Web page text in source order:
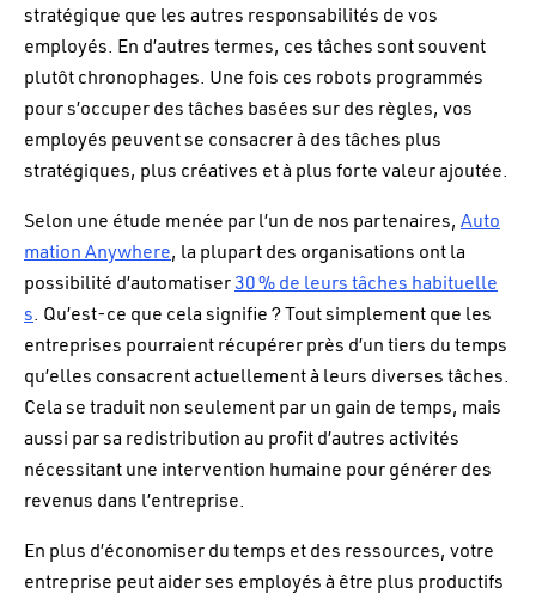
stratégique que les autres responsabilités de vos
employés. En d’autres termes, ces tâches sont souvent
plutôt chronophages. Une fois ces robots programmés
pour s’occuper des tâches basées sur des règles, vos
employés peuvent se consacrer à des tâches plus
stratégiques, plus créatives et à plus forte valeur ajoutée.
Selon une étude menée par l’un de nos partenaires, Auto
mation Anywhere, la plupart des organisations ont la
possibilité d’automatiser30 % de leurs tâches habituelle
s . Qu’est-ce que cela signifie ? Tout simplement que les
entreprises pourraient récupérer près d’un tiers du temps
qu’elles consacrent actuellement à leurs diverses tâches.
Cela se traduit non seulement par un gain de temps, mais
aussi par sa redistribution au profit d’autres activités
nécessitant une intervention humaine pour générer des
revenus dans l’entreprise.
En plus d’économiser du temps et des ressources, votre
entreprise peut aider ses employés à être plus productifs